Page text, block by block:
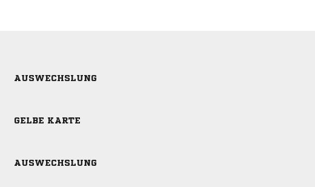
AUSWECHSLUNG
GELBE KARTE
AUSWECHSLUNG